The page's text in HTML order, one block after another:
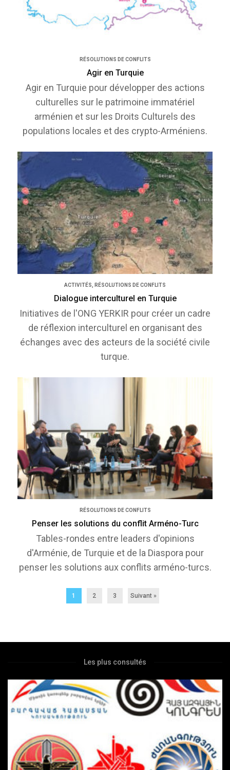
RÉSOLUTIONS DE CONFLITS
Agir en Turquie
Agir en Turquie pour développer des actions
culturelles sur le patrimoine immatériel
arménien et sur les Droits Culturels des
populations locales et des crypto-Arméniens.
ACTIVITÉS RÉSOLUTIONS DE CONFLITS
Dialogue interculturel en Turquie
Initiatives de l'ONG YERKIR pour créer un cadre
de réflexion interculturel en organisant des
échanges avec des acteurs de la société civile
turque.
RÉSOLUTIONS DE CONFLITS
Penser les solutions du conflit Arméno-Turc
Tables-rondes entre leaders d'opinions
d'Arménie, de Turquie et de la Diaspora pour
penser les solutions aux conflits arméno-turcs.
1 2 3 Suivant »
Les plus consultés